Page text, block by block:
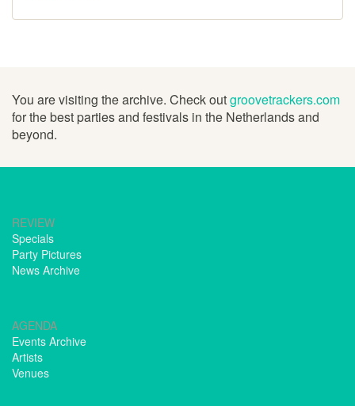
You are visiting the archive. Check outgroovetrackers.com
for the best parties and festivals in the Netherlands and
beyond.
REVIEW
Specials
Party Pictures
News Archive
AGENDA
Events Archive
Artists
Venues